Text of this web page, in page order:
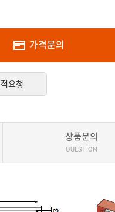
가격문의
요청
상품문의
QUESTION